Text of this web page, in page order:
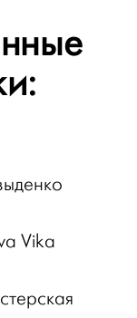
Vika